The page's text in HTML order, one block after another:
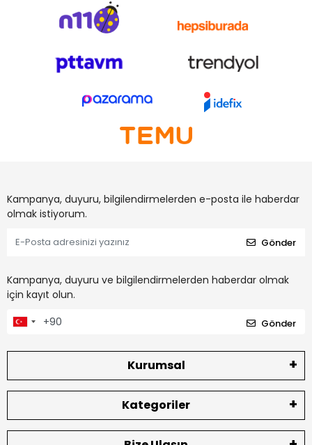
Kampanya, duyuru, bilgilendirmelerden e-posta ile haberdar
olmak istiyorum.
Gönder
Kampanya, duyuru ve bilgilendirmelerden haberdar olmak
için kayıt olun.
Gönder
Kurumsal
Kategoriler